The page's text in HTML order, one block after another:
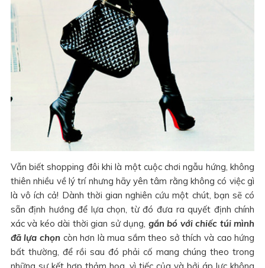
Vẫn biết shopping đôi khi là một cuộc chơi ngẫu hứng, không
thiên nhiều về lý trí nhưng hãy yên tâm rằng không có việc gì
là vô ích cả! Dành thời gian nghiên cứu một chút, bạn sẽ có
sẵn định hướng để lựa chọn, từ đó đưa ra quyết định chính
xác và kéo dài thời gian sử dụng, gắn bó với chiếc túi mình
đã lựa chọn còn hơn là mua sắm theo sở thích và cao hứng
bất thường, để rồi sau đó phải cố mang chúng theo trong
những sự kết hợp thảm họa, vì tiếc của và bởi áp lực không